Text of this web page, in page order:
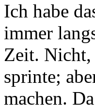
Ich habe
immer
Zeit. Nicht,
sprinte;
machen.